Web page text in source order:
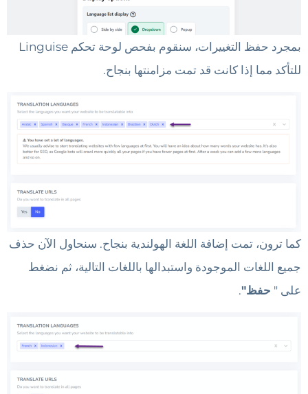
بمجرد حفظ التغييرات، سنقوم بفحص لوحة تحكم Linguise
للتأكد مما إذا كانت قد تمت مزامنتها بنجاح.
كما ترون، تمت إضافة اللغة الهولندية بنجاح. سنحاول الآن حذف
جميع اللغات الموجودة واستبدالها باللغات التالية، ثم نضغط
على " حفظ".